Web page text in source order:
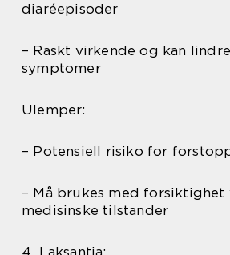
diaréepisoder
– Raskt virkende og kan
symptomer
Ulemper:
– Potensiell risiko for
– Må brukes med forsiktighet
medisinske tilstander
4. Laksantia: